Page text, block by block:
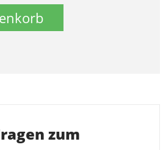
zum